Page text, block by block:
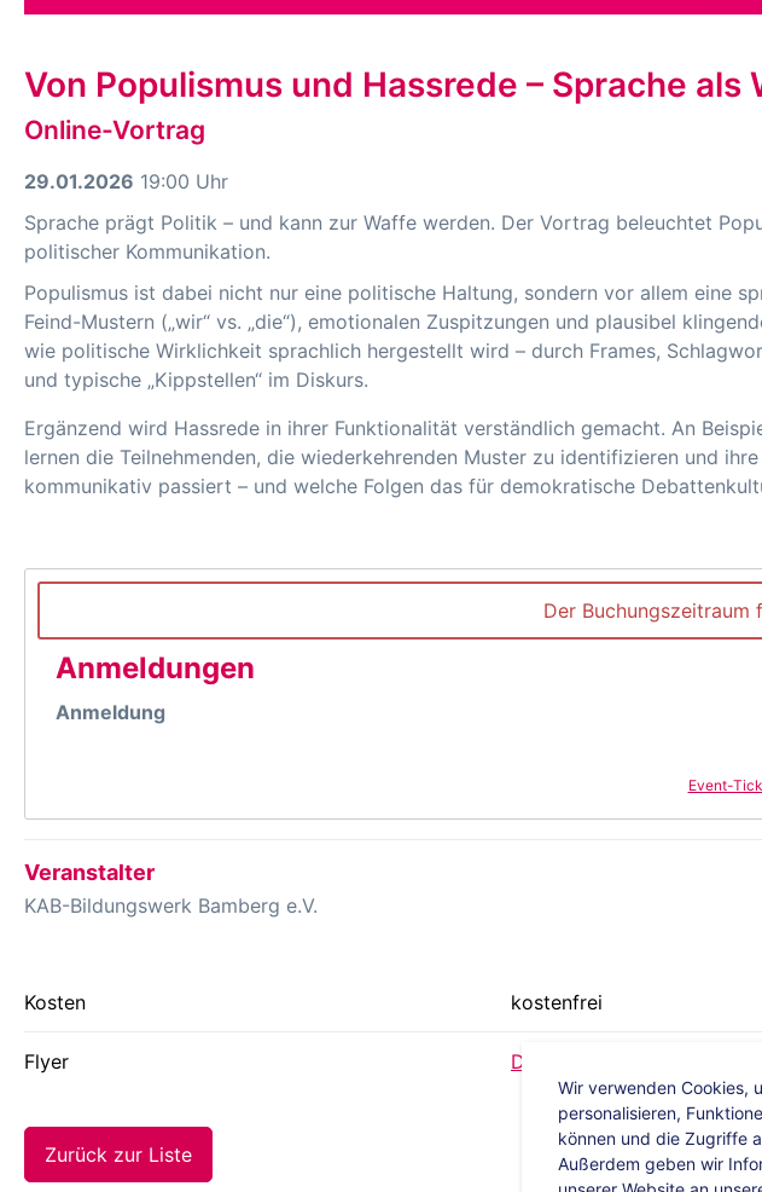
Von Populismus und Hassrede – Sprache als
Online-Vortrag
29.01.2026 19:00 Uhr
Sprache prägt Politik – und kann zur Waffe werden. Der Vortrag beleuchtet
politischer Kommunikation.
Populismus ist dabei nicht nur eine politische Haltung, sondern vor allem eine
Feind-Mustern („wir“ vs. „die“), emotionalen Zuspitzungen und plausibel
wie politische Wirklichkeit sprachlich hergestellt wird – durch Frames,
und typische „Kippstellen“ im Diskurs.
Ergänzend wird Hassrede in ihrer Funktionalität verständlich gemacht. An
lernen die Teilnehmenden, die wiederkehrenden Muster zu identifizieren und
kommunikativ passiert – und welche Folgen das für demokratische
Der Buchungszeitraum
Anmeldungen
Anmeldung
Event-
Veranstalter
KAB-Bildungswerk Bamberg e.V.
Kosten kostenfrei
Flyer Download -
Zurück zur Liste
Wir verwenden Cookies,
personalisieren,
können und die Zugriffe
Außerdem geben wir